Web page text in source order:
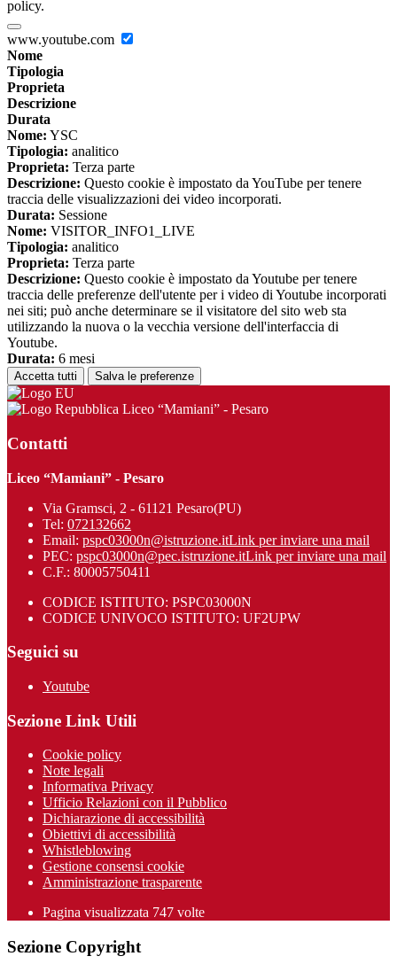
policy.
www.youtube.com
Nome
Tipologia
Proprieta
Descrizione
Durata
Nome: YSC
Tipologia: analitico
Proprieta: Terza parte
Descrizione: Questo cookie è impostato da YouTube per tenere
traccia delle visualizzazioni dei video incorporati.
Durata: Sessione
Nome: VISITOR_INFO1_LIVE
Tipologia: analitico
Proprieta: Terza parte
Descrizione: Questo cookie è impostato da Youtube per tenere
traccia delle preferenze dell'utente per i video di Youtube incorporati
nei siti; può anche determinare se il visitatore del sito web sta
utilizzando la nuova o la vecchia versione dell'interfaccia di
Youtube.
Durata: 6 mesi
Accetta tutti Salva le preferenze
Liceo “Mamiani” - Pesaro
Contatti
Liceo “Mamiani” - Pesaro
Via Gramsci, 2 - 61121 Pesaro(PU)
Tel: 072132662
Email: pspc03000n@istruzione.itLink per inviare una mail
PEC: pspc03000n@pec.istruzione.itLink per inviare una mail
C.F.: 80005750411
CODICE ISTITUTO: PSPC03000N
CODICE UNIVOCO ISTITUTO: UF2UPW
Seguici su
Youtube
Sezione Link Utili
Cookie policy
Note legali
Informativa Privacy
Ufficio Relazioni con il Pubblico
Dichiarazione di accessibilità
Obiettivi di accessibilità
Whistleblowing
Gestione consensi cookie
Amministrazione trasparente
Pagina visualizzata 747 volte
Sezione Copyright